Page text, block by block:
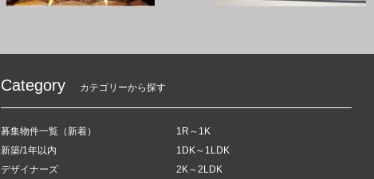
Category カテゴリーから探す
募集物件一覧（新着）
新築/1年以内
デザイナーズ
1R～1K
1DK～1LDK
2K～2LDK